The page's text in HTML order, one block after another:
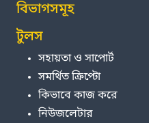
বিভাগসমূহ
টুলস
সহায়তা ও সাপোর্ট
সমর্থিত ক্রিপ্টো
কিভাবে কাজ করে
নিউজলেটার